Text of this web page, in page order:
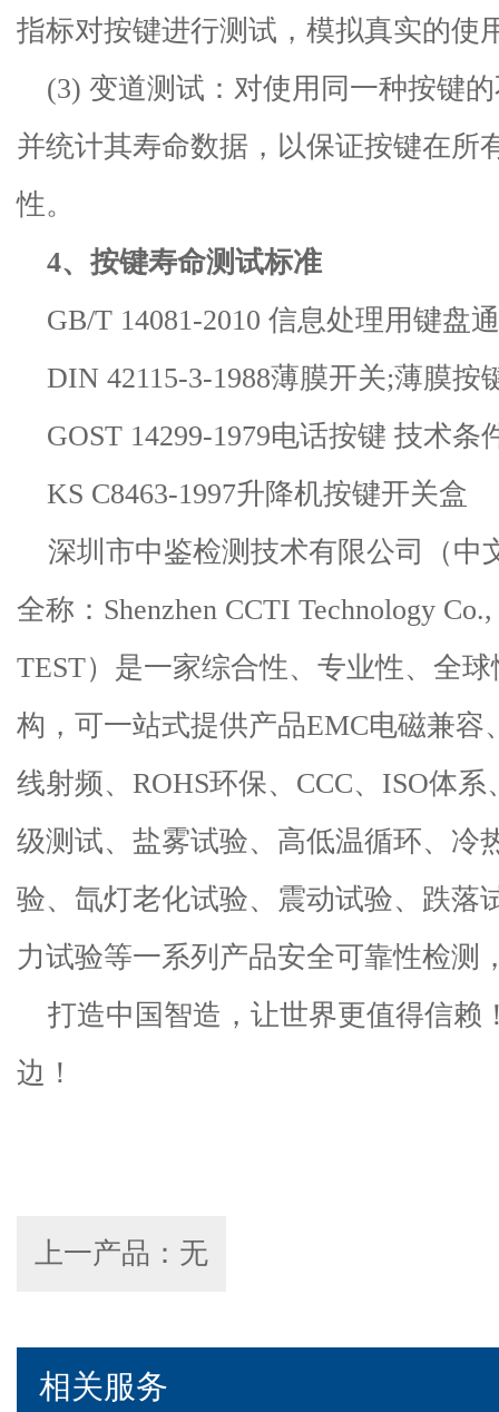
指标对按键进行测试，模拟真实的使
(3) 变道测试：对使用同一种按键
并统计其寿命数据，以保证按键在所
性。
4、按键寿命测试标准
GB/T 14081-2010 信息处理用键盘
DIN 42115-3-1988薄膜开关;薄膜按
GOST 14299-1979电话按键 技术条
KS C8463-1997升降机按键开关盒
深圳市中鉴检测技术有限公司（中
全称： Shenzhen CCTI Technology
TEST）是一家综合性、专业性、全
构，可一站式提供产品EMC电磁兼容
线射频、 ROHS环保、 CCC、 ISO体系
级测试、盐雾试验、高低温循环、冷
验、氙灯老化试验、震动试验、跌落
力试验等一系列产品安全可靠性检测
打造中国智造，让世界更值得信赖
边！
上一产品：无
相关服务